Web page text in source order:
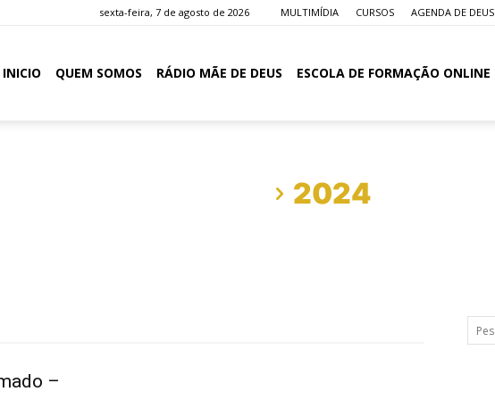
sexta-feira, 7 de agosto de 2026 MULTIMÍDIA CURSOS AGENDA DE DEUS
INICIO QUEM SOMOS RÁDIO MÃE DE DEUS ESCOLA DE FORMAÇÃO ONLINE
2024
–